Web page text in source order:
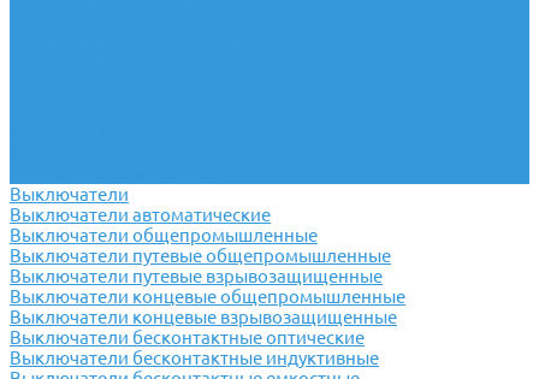
Выключатели
Выключатели автоматические
Выключатели общепромышленные
Выключатели путевые общепромышленные
Выключатели путевые взрывозащищенные
Выключатели концевые общепромышленные
Выключатели концевые взрывозащищенные
Выключатели бесконтактные оптические
Выключатели бесконтактные индуктивные